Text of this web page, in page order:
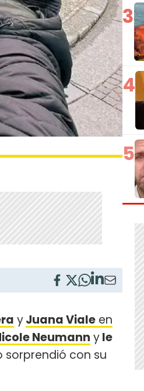
yJuana Viale en
Neumann yle
sorprendió con su
3
4
5